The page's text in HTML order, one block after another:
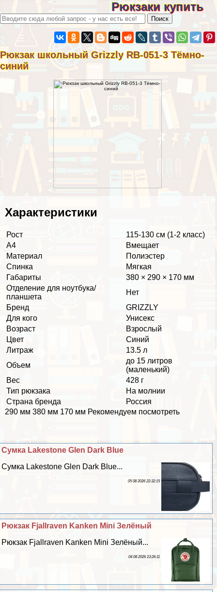
Рюкзаки купить
Рюкзак школьный Grizzly RB-051-3 Тёмно-
синий
Хаpaктеристики
Рост
115-130 см (1-2 класс)
А4
Вмещает
Материал
Полиэстер
Спинка
Мягкая
Габариты
380 × 290 × 170 мм
Отделение для ноутбука/
планшета
Нет
Бренд
GRIZZLY
Для кого
Униceкc
Возраст
Взрослый
Цвет
Синий
Литраж
13.5 л
Объем
до 15 литров
(маленький)
Вес
428 г
Тип рюкзака
На молнии
Страна бренда
Россия
290 мм 380 мм 170 мм Рекомендуем посмотреть
Сумка Lakestone Glen Dark Blue
Сумка Lakestone Glen Dark Blue...
05 08 2026 22:32:15
Рюкзак Fjallraven Kanken Mini Зелёный
Рюкзак Fjallraven Kanken Mini Зелёный...
04 08 2026 23:26:11